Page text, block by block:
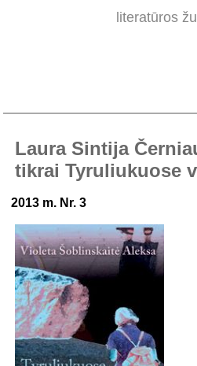
literatūros
Laura Sintija
tikrai Tyruliukuose
2013 m. Nr. 3